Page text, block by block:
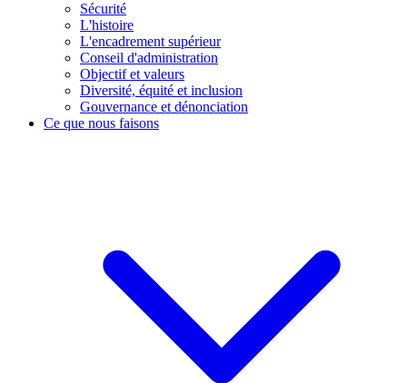
Sécurité
L'histoire
L'encadrement supérieur
Conseil d'administration
Objectif et valeurs
Diversité, équité et inclusion
Gouvernance et dénonciation
Ce que nous faisons